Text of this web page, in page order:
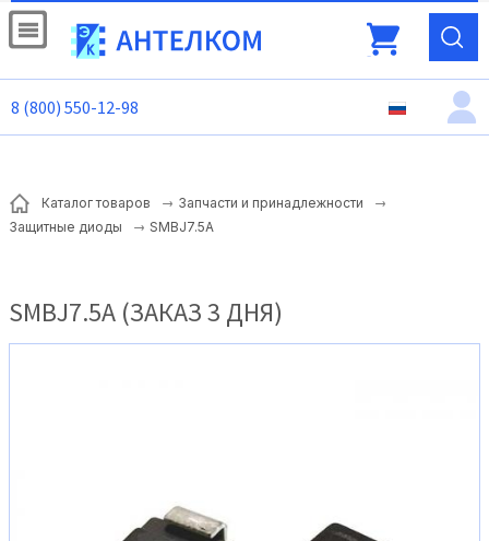
8 (800) 550-12-98
Каталог товаров
Запчасти и принадлежности
Защитные диоды
SMBJ7.5A
SMBJ7.5A (ЗАКАЗ 3 ДНЯ)